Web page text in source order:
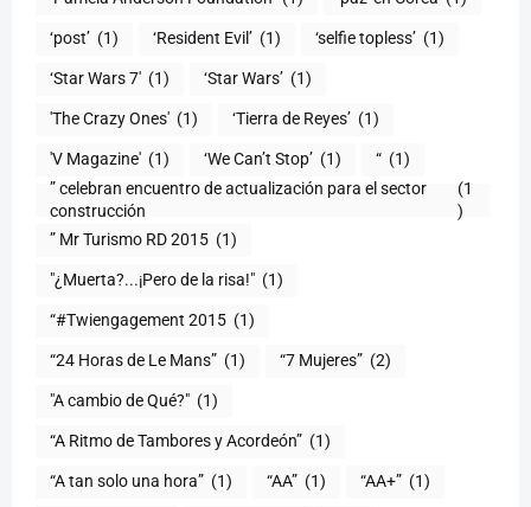
‘post’ (1) ‘Resident Evil’ (1) ‘selfie topless’ (1)
‘Star Wars 7′ (1) ‘Star Wars’ (1)
'The Crazy Ones' (1) ‘Tierra de Reyes’ (1)
'V Magazine' (1) ‘We Can’t Stop’ (1) “ (1)
” celebran encuentro de actualización para el sector
construcción
(1
)
” Mr Turismo RD 2015 (1)
"¿Muerta?...¡Pero de la risa!" (1)
“#Twiengagement 2015 (1)
“24 Horas de Le Mans” (1) “7 Mujeres” (2)
(1)
“A Ritmo de Tambores y Acordeón” (1)
“A tan solo una hora” (1) “AA” (1) “AA+” (1)